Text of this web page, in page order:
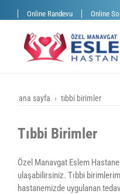
Online Randevu Online
ana sayfa tıbbi birimler
Tıbbi Birimler
Özel Manavgat Eslem
ulaşabilirsiniz. Tıbbi
hastanemizde uygulanan